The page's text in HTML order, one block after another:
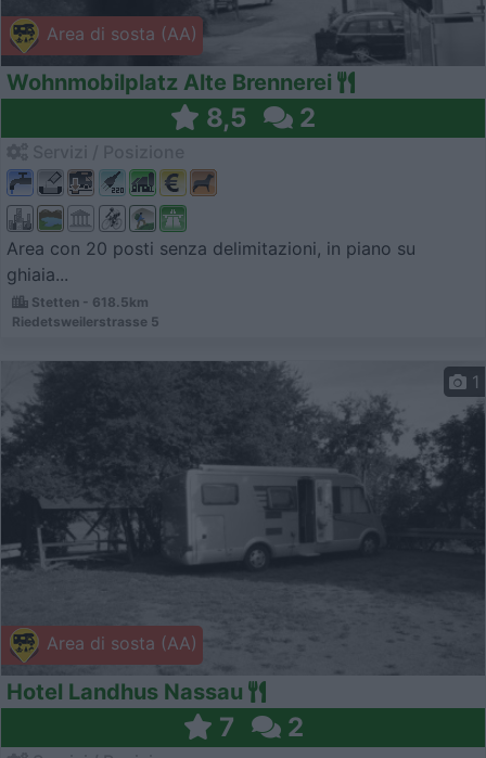
Area di sosta (AA)
Wohnmobilplatz Alte Brennerei
8,5 2
Area con 20 posti senza delimitazioni, in piano su
ghiaia...
Stetten - 618.5km
Riedetsweilerstrasse 5
Area di sosta (AA)
1
Hotel Landhus Nassau
7 2